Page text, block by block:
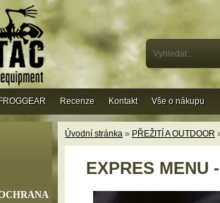
Úvodní stránka » PŘEŽITÍ A OUTDOOR
EXPRES
FROGGEAR Recenze Kontakt Vše o nákupu